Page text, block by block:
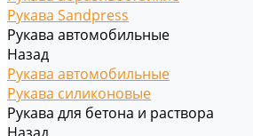
Рукава Sandpress
Рукава автомобильные
Назад
Рукава автомобильные
Рукава силиконовые
Рукава для бетона и раствора